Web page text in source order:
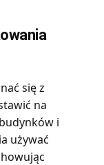
się z
na
i
używać